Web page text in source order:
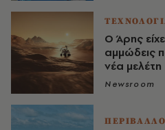
Ο Άρης
αμμώδεις
νέα μελέτη
Newsroom